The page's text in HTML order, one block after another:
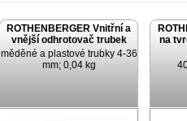
ROTHENBERGER Vnitřní a
vnější odhrotovač trubek
měděné a plastové trubky 4-36
mm; 0,04 kg
na